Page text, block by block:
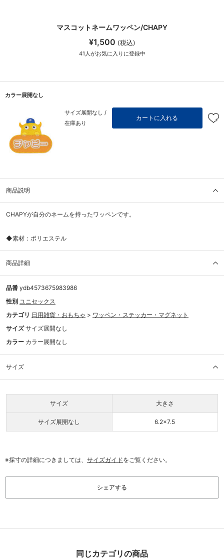
マスコットネームワッペン/CHAPY
¥1,500 (税込)
41 人がお気に入りに登録中
カラー展開なし
サイズ展開なし /
在庫あり
カートに入れる
商品説明
CHAPYが自分のネームを持ったワッペンです。
◆素材：ポリエステル
商品詳細
品番 ydb4573675983986
性別 ユニセックス
カテゴリ 日用雑貨・おもちゃ > ワッペン・ステッカー・マグネット
サイズ サイズ展開なし
カラー カラー展開なし
サイズ
サイズ 大きさ
サイズ展開なし 6.2×7.5
※採寸の詳細につきましては、 サイズガイドをご覧ください。
シェアする
同じカテゴリの商品